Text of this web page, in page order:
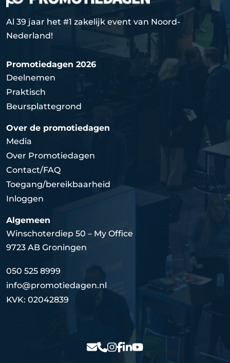
Al 39 jaar het #1 zakelijk event van Noord-
Nederland!
Promotiedagen 2026
Deelnemen
Praktisch
Beursplattegrond
Over de promotiedagen
Media
Over Promotiedagen
Contact/FAQ
Toegang/bereikbaarheid
Inloggen
Algemeen
Winschoterdiep 50 – My Office
9723 AB Groningen
050 525 8999
info@promotiedagen.nl
KVK: 02042839